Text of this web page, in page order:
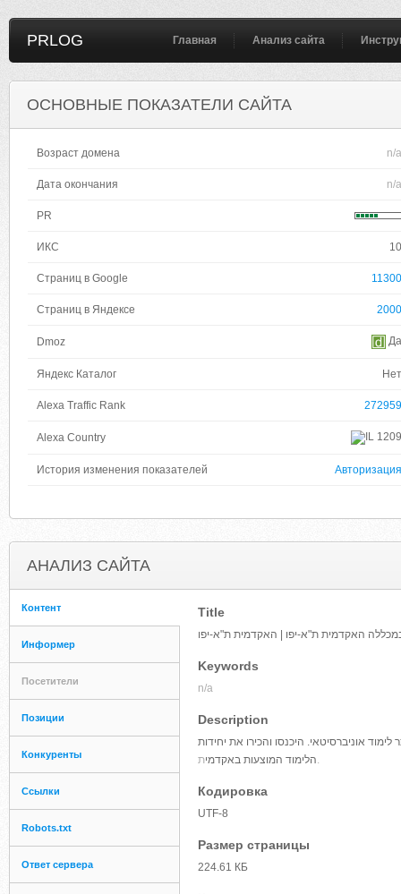
PRLOG Главная Анализ сайта
ОСНОВНЫЕ ПОКАЗАТЕЛИ САЙТА
Возраст домена n/a
Дата окончания n/a
PR
ИКС 10
Страниц в Google 11300
Страниц в Яндексе 2000
Dmoz Да
Яндекс Каталог Нет
Alexa Traffic Rank 272959
Alexa Country 1209
История изменения показателей Авторизация
АНАЛИЗ САЙТА
Контент
Информер
Посетители
Позиции
Конкуренты
Ссылки
Robots.txt
Ответ сервера
Title
האקדמית ת"א-יפו | האקדמית ת"א-יפו
Keywords
n/a
Description
אוניברסיטאי. היכנסו והכירו את יחידות
הלימוד המוצעות באקדמית.
Кодировка
UTF-8
Размер страницы
224.61 КБ